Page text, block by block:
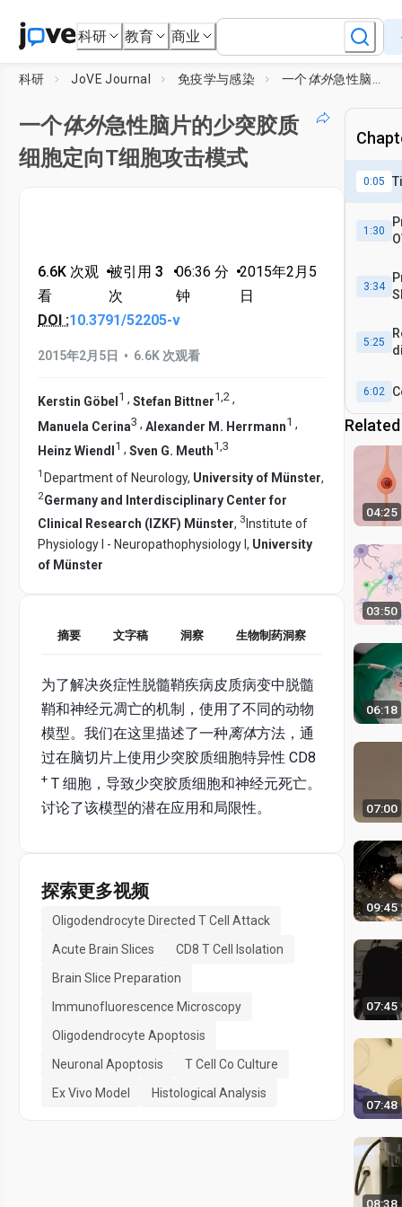
科研 教育 商业
科研 JoVE Journal 免疫学与感染 一个体外急性脑片的少突胶质细胞定向T细胞攻击模式
一个体外急性脑片的少突胶质
细胞定向T细胞攻击模式
6.6K 次观
看
•被引用 3
次
•06:36 分
钟
•2015年2月5
日
DOI :10.3791/52205-v
2015年2月5日 • 6.6K 次观看
Kerstin Göbel 1 , Stefan Bittner1,2 ,
Manuela Cerina3 , Alexander M. Herrmann1 ,
Heinz Wiendl 1 , Sven G. Meuth1,3
1 Department of Neurology, University of Münster,
2Germany and Interdisciplinary Center for
Clinical Research (IZKF) Münster, 3 Institute of
Physiology I - Neuropathophysiology I, University
of Münster
摘要 文字稿 洞察 生物制药洞察
为了解决炎症性脱髓鞘疾病皮质病变中脱髓
鞘和神经元凋亡的机制，使用了不同的动物
模型。我们在这里描述了一种离体方法，通
过在脑切片上使用少突胶质细胞特异性 CD8
+ T 细胞，导致少突胶质细胞和神经元死亡。
讨论了该模型的潜在应用和局限性。
探索更多视频
Oligodendrocyte Directed T Cell Attack
Acute Brain Slices
CD8 T Cell Isolation
Brain Slice Preparation
Immunofluorescence Microscopy
Oligodendrocyte Apoptosis
Neuronal Apoptosis
T Cell Co Culture
Ex Vivo Model
Histological Analysis
0:05
1:30
3:34
5:25
6:02
04:25
03:50
06:18
07:00
09:45
07:45
07:48
08:38